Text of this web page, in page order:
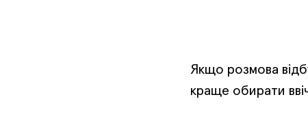
Якщо розмова
краще обирати